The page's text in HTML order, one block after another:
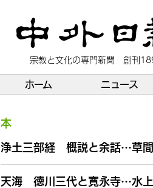
宗教と文化の専門新聞 創刊
ホーム ニュース
本
浄土三部経 概説と余話…草
天海 徳川三代と寛永寺…水